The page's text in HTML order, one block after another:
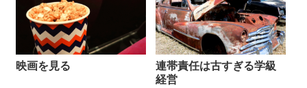
映画を見る
連帯責任は古すぎる学級
経営